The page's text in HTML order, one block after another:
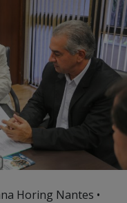
Horing Nantes •